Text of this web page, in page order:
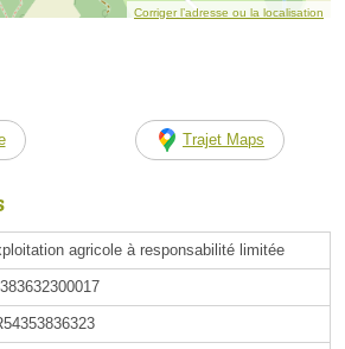
Corriger l’adresse ou la localisation
Trajet Maps
agricole à responsabilité limitée